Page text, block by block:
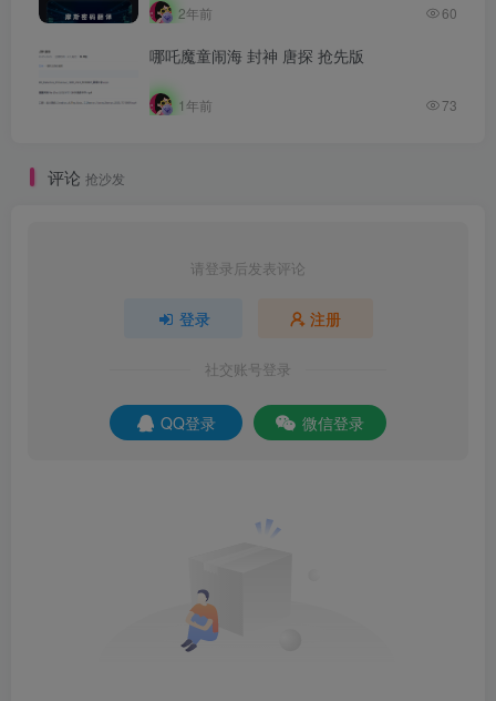
2年前 60
哪吒魔童闹海 封神 唐探 抢先版
1年前 73
评论 抢沙发
请登录后发表评论
登录 注册
社交账号登录
QQ登录 微信登录